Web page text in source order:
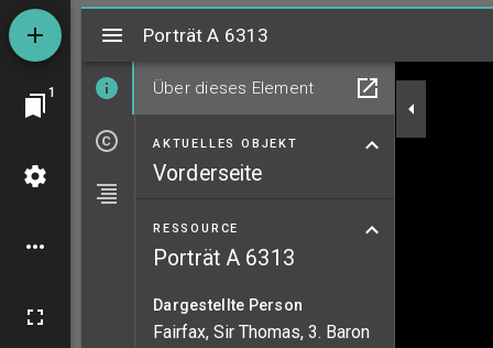
1
MiradorPorträt A 6313
Über dieses Element
AKTUELLES OBJEKT
Vorderseite
RESSOURCE
Porträt A 6313
Dargestellte Person
Fairfax, Sir Thomas, 3. Baron
Porträt A 6313